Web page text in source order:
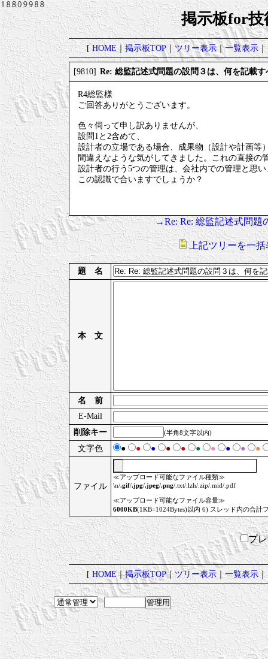
掲示板for技
[HOME｜掲示板TOP｜ツリー表示｜一覧表示｜
[9810] Re: 総監記述式問題の設問３は、何を記載す
R4総監様
ご回答ありがとうございます。
色々伺って申し訳ありませんが、
設問1と2含めて、
設計者の立場である場合、成果物（設計や計画等
間違えなような気がしてきました。これの直接の
設計者の行う5つの管理は、会社内での管理と思
この認識で合いますでしょうか？
→Re: Re: 総監記述式問題
上記ツリーを一括
題 名
本 文
名 前
E-Mail
削除キー
(半角8文字以内)
文字色 ● ● ● ● ● ● ● ● ● ●
ファイル
≪アップロード可能なファイル種類≫
\n/.gif/.jpg/.jpeg/.png/.txt/.lzh/.zip/.mid/.pdf
≪アップロード可能なファイル容量≫
6000KB(1KB=1024Bytes)以内 6) スレッド内の合計
プ
[HOME｜掲示板TOP｜ツリー表示｜一覧表示｜